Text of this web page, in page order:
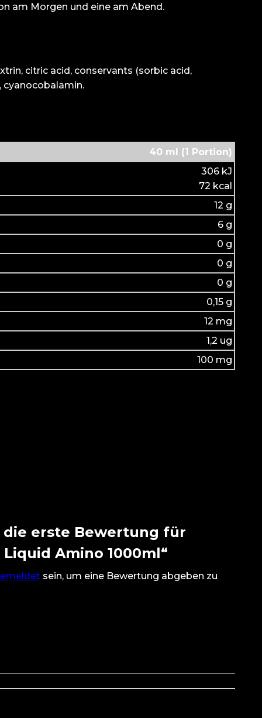
am Morgen und eine am Abend.
citric acid, conservants (sorbic acid,
cyanocobalamin.
40 ml (1 Portion)
306 kJ
72 kcal
12 g
6 g
0 g
0 g
0 g
0,15 g
12 mg
1,2 ug
100 mg
die erste Bewertung für
Liquid Amino 1000ml“
sein, um eine Bewertung abgeben zu